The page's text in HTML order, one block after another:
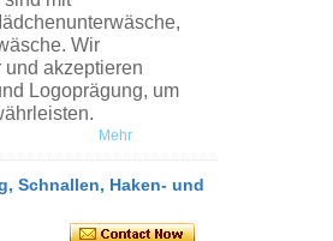
Wir
akzeptieren
Logoprägung, um
Mehr
Schnallen, Haken- und